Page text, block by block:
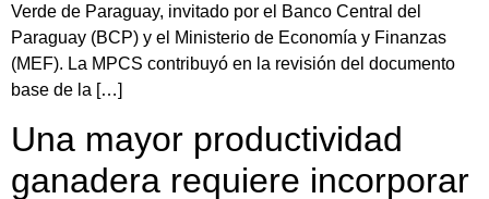
Verde de Paraguay, invitado por el Banco Central del
Paraguay (BCP) y el Ministerio de Economía y Finanzas
(MEF). La MPCS contribuyó en la revisión del documento
base de la […]
Una mayor productividad
ganadera requiere incorporar